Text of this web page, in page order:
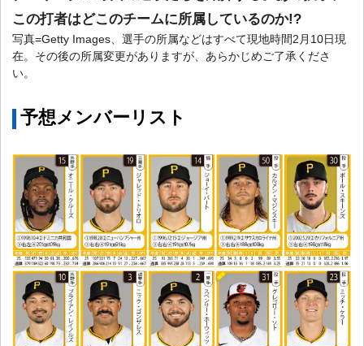
この打者はどこのチームに所属しているのか!?
写真=Getty Images、選手の所属などはすべて現地時間2月10日現
在。その後の所属変更がありますが、あらかじめご了承くださ
い。
予想メンバーリスト